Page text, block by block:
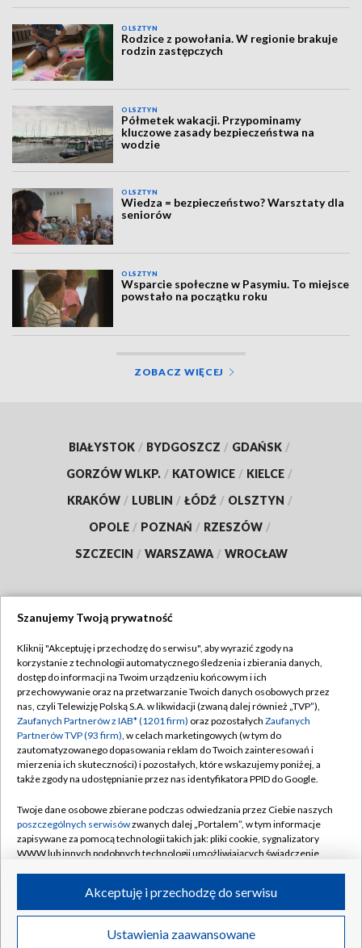
OLSZTYN
Rodzice z powołania. W regionie brakuje
rodzin zastępczych
OLSZTYN
Półmetek wakacji. Przypominamy
kluczowe zasady bezpieczeństwa na
wodzie
OLSZTYN
Wiedza = bezpieczeństwo? Warsztaty dla
seniorów
OLSZTYN
Wsparcie społeczne w Pasymiu. To miejsce
powstało na początku roku
ZOBACZ WIĘCEJ
BIAŁYSTOK / BYDGOSZCZ / GDAŃSK /
GORZÓW WLKP. / KATOWICE / KIELCE /
KRAKÓW / LUBLIN / ŁÓDŹ / OLSZTYN /
OPOLE / POZNAŃ / RZESZÓW /
SZCZECIN / WARSZAWA / WROCŁAW
TVP
Abonament TVP
Emisja w TVP
Centrum informacji TVP
Naziemna Telewizja Cyfrowa
Rada Programowa
System NOS
Informacje o nadawcy
Program dla prasy
Regulamin TVP
Polityka prywatności
Moje zgody
Pomoc
Kontakt
Kanały
©2026 Telewizja Polska S.A. w likwidacji
Szanujemy Twoją prywatność
Kliknij "Akceptuję i przechodzę do serwisu", aby wyrazić zgody na
korzystanie z technologii automatycznego śledzenia i zbierania danych,
dostęp do informacji na Twoim urządzeniu końcowym i ich
przechowywanie oraz na przetwarzanie Twoich danych osobowych przez
nas, czyli Telewizję Polską S.A. w likwidacji (zwaną dalej również „TVP”),
Zaufanych Partnerów z IAB* (1201 firm) oraz pozostałych Zaufanych
Partnerów TVP (93 firm), w celach marketingowych (w tym do
zautomatyzowanego dopasowania reklam do Twoich zainteresowań i
mierzenia ich skuteczności) i pozostałych, które wskazujemy poniżej, a
także zgody na udostępnianie przez nas identyfikatora PPID do Google.
Twoje dane osobowe zbierane podczas odwiedzania przez Ciebie naszych
poszczególnych serwisówzwanych dalej „Portalem”, w tym informacje
zapisywane za pomocą technologii takich jak: pliki cookie, sygnalizatory
WWW lub innych podobnych technologii umożliwiających świadczenie
ruchu w Internecie.
Twoje dane osobowe zbierane podczas odwiedzania przez Ciebie
poszczególnych serwisówna Portalu, takie jak adresy IP, identyfikatory
Ustawienia zaawansowane
Akceptuję i przechodzę do serwisu